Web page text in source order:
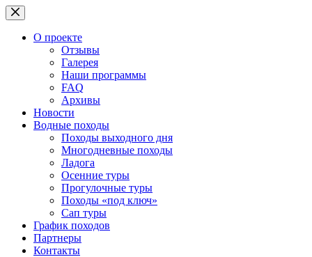
Перейти
к
сути
О проекте
Отзывы
Галерея
Наши программы
FAQ
Архивы
Новости
Водные походы
Походы выходного дня
Многодневные походы
Ладога
Осенние туры
Прогулочные туры
Походы «под ключ»
Сап туры
График походов
Партнеры
Контакты